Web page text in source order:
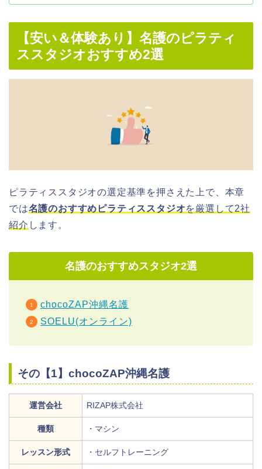
【安い＆体験あり】名護のピラティ
ススタジオおすすめ2選
ピラティススタジオの選定基準を押さえた上で、本章
では名護のおすすめピラティススタジオを厳選して2社
紹介 します。
名護のおすすめスタジオ2選
chocoZAP沖縄名護
SOELU(オンライン)
その【1】chocoZAP沖縄名護
運営会社 RIZAP株式会社
種類 ・マシン
レッスン形式 ・セルフトレーニング